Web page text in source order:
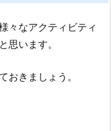
々なアクティビティ
思います。
おきましょう。